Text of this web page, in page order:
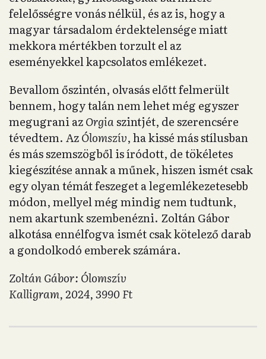
felelősségre vonás nélkül, és az is, hogy a
magyar társadalom érdektelensége miatt
mekkora mértékben torzult el az
eseményekkel kapcsolatos emlékezet.
Bevallom őszintén, olvasás előtt felmerült
bennem, hogy talán nem lehet még egyszer
megugrani azOrgiaszintjét, de szerencsére
tévedtem. AzÓlomszív, ha kissé más stílusban
és más szemszögből is íródott, de tökéletes
kiegészítése annak a műnek, hiszen ismét csak
egy olyan témát feszeget a legemlékezetesebb
módon, mellyel még mindig nem tudtunk,
nem akartunk szembenézni. Zoltán Gábor
alkotása ennélfogva ismét csak kötelező darab
a gondolkodó emberek számára.
Zoltán Gábor: Ólomszív
Kalligram, 2024, 3990 Ft